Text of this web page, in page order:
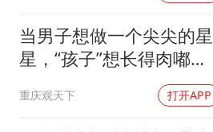
当男子想做一个尖尖的星
星，“孩子”想长得肉嘟嘟
重庆观天下 打开APP